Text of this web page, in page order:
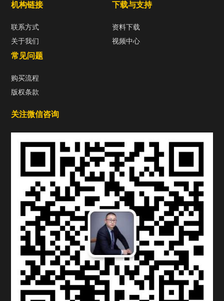
机构链接
联系方式
关于我们
下载与支持
资料下载
视频中心
常见问题
购买流程
版权条款
关注微信咨询